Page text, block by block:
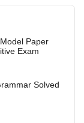
Paper
Exam
Solved